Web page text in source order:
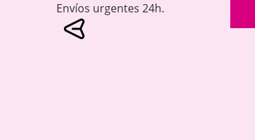
Envíos urgentes 24h.